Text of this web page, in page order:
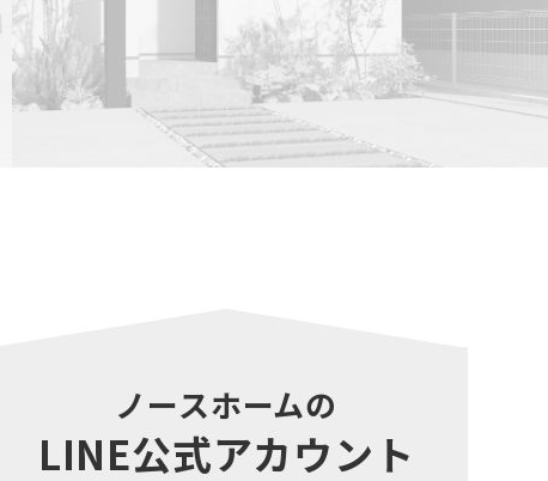
ノースホームの
LINE公式アカウント